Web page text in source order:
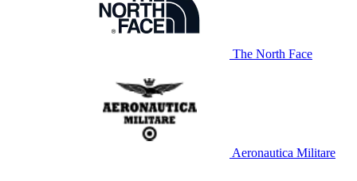
The North Face
Aeronautica Militare